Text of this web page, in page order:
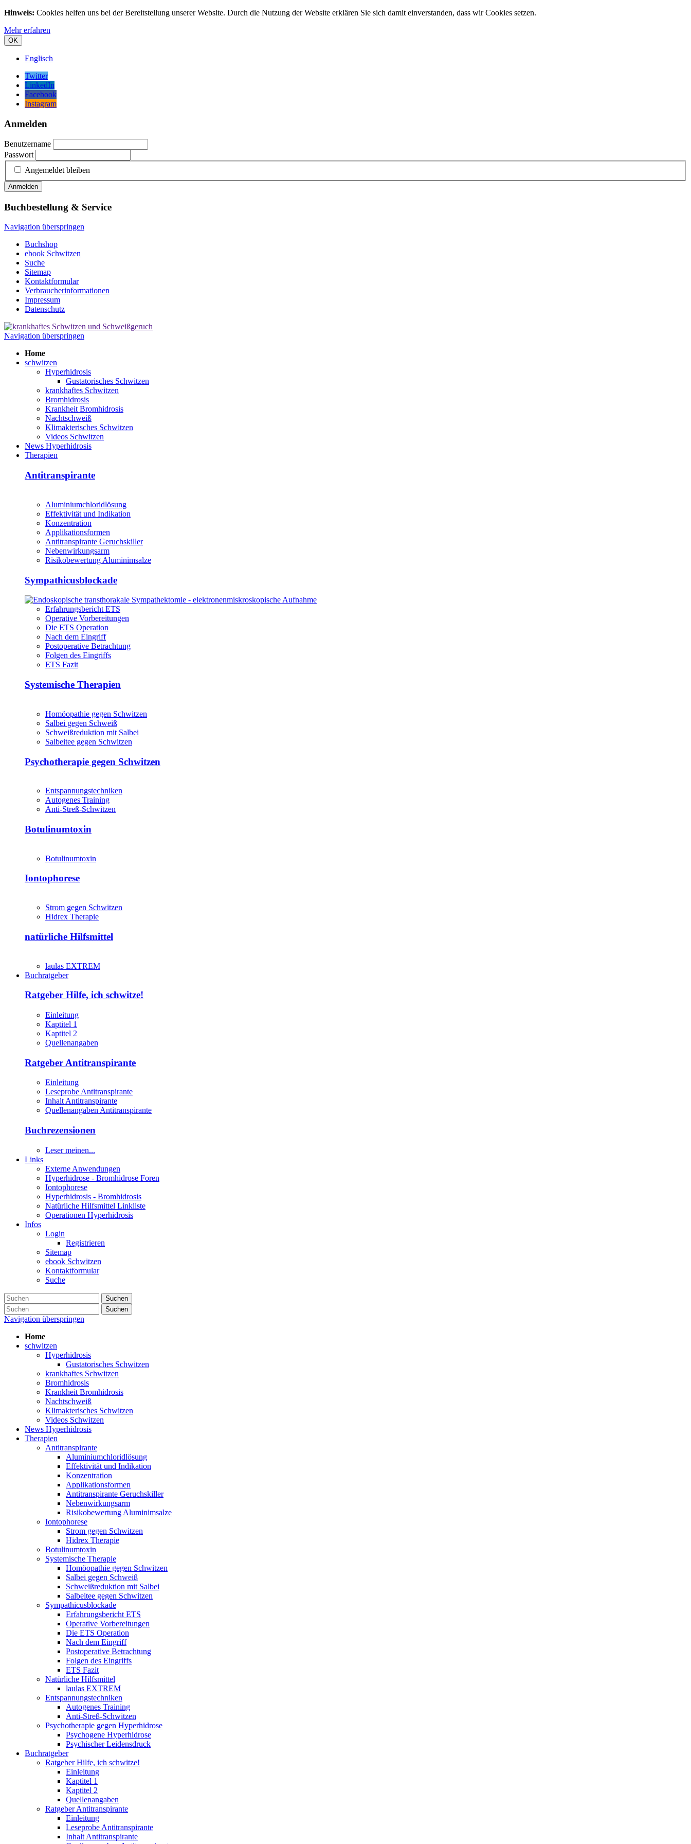
Hinweis: Cookies helfen uns bei der Bereitstellung unserer Website. Durch die Nutzung der Website erklären Sie sich damit einverstanden, dass wir Cookies setzen.
Mehr erfahren
OK
Englisch
Twitter
LinkedIn
Facebook
Instagram
Anmelden
Benutzername
Passwort
Angemeldet bleiben
Anmelden
Buchbestellung & Service
Navigation überspringen
Buchshop
ebook Schwitzen
Suche
Sitemap
Kontaktformular
Verbraucherinformationen
Impressum
Datenschutz
Navigation überspringen
Home
schwitzen
Hyperhidrosis
Gustatorisches Schwitzen
krankhaftes Schwitzen
Bromhidrosis
Krankheit Bromhidrosis
Nachtschweiß
Klimakterisches Schwitzen
Videos Schwitzen
News Hyperhidrosis
Therapien
Antitranspirante
Aluminiumchloridlösung
Effektivität und Indikation
Konzentration
Applikationsformen
Antitranspirante Geruchskiller
Nebenwirkungsarm
Risikobewertung Aluminimsalze
Sympathicusblockade
Erfahrungsbericht ETS
Operative Vorbereitungen
Die ETS Operation
Nach dem Eingriff
Postoperative Betrachtung
Folgen des Eingriffs
ETS Fazit
Systemische Therapien
Homöopathie gegen Schwitzen
Salbei gegen Schweiß
Schweißreduktion mit Salbei
Salbeitee gegen Schwitzen
Psychotherapie gegen Schwitzen
Entspannungstechniken
Autogenes Training
Anti-Streß-Schwitzen
Botulinumtoxin
Botulinumtoxin
Iontophorese
Strom gegen Schwitzen
Hidrex Therapie
natürliche Hilfsmittel
laulas EXTREM
Buchratgeber
Ratgeber Hilfe, ich schwitze!
Einleitung
Kaptitel 1
Kaptitel 2
Quellenangaben
Ratgeber Antitranspirante
Einleitung
Leseprobe Antitranspirante
Inhalt Antitranspirante
Quellenangaben Antitranspirante
Buchrezensionen
Leser meinen...
Links
Externe Anwendungen
Hyperhidrose - Bromhidrose Foren
Iontophorese
Hyperhidrosis - Bromhidrosis
Natürliche Hilfsmittel Linkliste
Operationen Hyperhidrosis
Infos
Login
Registrieren
Sitemap
ebook Schwitzen
Kontaktformular
Suche
Suchen
Suchen
Navigation überspringen
Home
schwitzen
Hyperhidrosis
Gustatorisches Schwitzen
krankhaftes Schwitzen
Bromhidrosis
Krankheit Bromhidrosis
Nachtschweiß
Klimakterisches Schwitzen
Videos Schwitzen
News Hyperhidrosis
Therapien
Antitranspirante
Aluminiumchloridlösung
Effektivität und Indikation
Konzentration
Applikationsformen
Antitranspirante Geruchskiller
Nebenwirkungsarm
Risikobewertung Aluminimsalze
Iontophorese
Strom gegen Schwitzen
Hidrex Therapie
Botulinumtoxin
Systemische Therapie
Homöopathie gegen Schwitzen
Salbei gegen Schweiß
Schweißreduktion mit Salbei
Salbeitee gegen Schwitzen
Sympathicusblockade
Erfahrungsbericht ETS
Operative Vorbereitungen
Die ETS Operation
Nach dem Eingriff
Postoperative Betrachtung
Folgen des Eingriffs
ETS Fazit
Natürliche Hilfsmittel
laulas EXTREM
Entspannungstechniken
Autogenes Training
Anti-Streß-Schwitzen
Psychotherapie gegen Hyperhidrose
Psychogene Hyperhidrose
Psychischer Leidensdruck
Buchratgeber
Ratgeber Hilfe, ich schwitze!
Einleitung
Kaptitel 1
Kaptitel 2
Quellenangaben
Ratgeber Antitranspirante
Einleitung
Leseprobe Antitranspirante
Inhalt Antitranspirante